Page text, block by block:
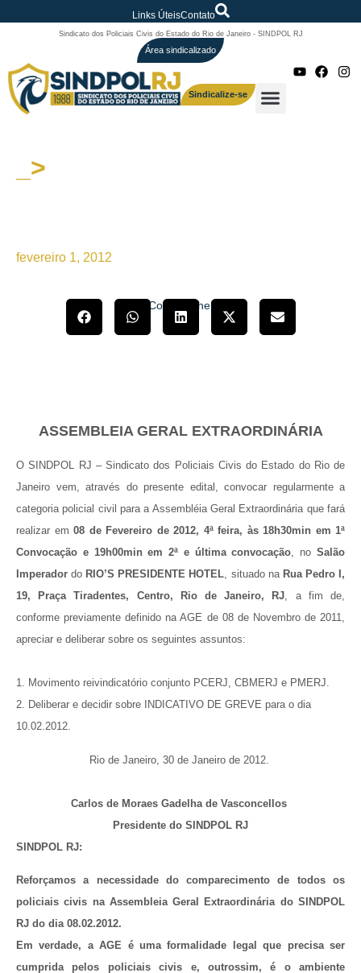
Links ÚteisContato
Sindicato dos Policiais Civis do Estado do Rio de Janeiro - SINDPOL RJ
Área sindicalizado
Sindicalize-se
_>
fevereiro 1, 2012
Compartilhe!
ASSEMBLEIA GERAL EXTRAORDINÁRIA
O SINDPOL RJ – Sindicato dos Policiais Civis do Estado do Rio de
Janeiro vem, através do presente edital, convocar regularmente a
categoria policial civil para a Assembléia Geral Extraordinária que fará
realizar em 08 de Fevereiro de 2012, 4ª feira, às 18h30min em 1ª
Convocação e 19h00min em 2ª e última convocação, noSalão
Imperador do RIO’S PRESIDENTE HOTEL, situado na Rua Pedro I,
19, Praça Tiradentes, Centro, Rio de Janeiro, RJ, a fim de,
conforme previamente definido na AGE de 08 de Novembro de 2011,
apreciar e deliberar sobre os seguintes assuntos:
1. Movimento reivindicatório conjunto PCERJ, CBMERJ e PMERJ.
2. Deliberar e decidir sobre INDICATIVO DE GREVE para o dia
10.02.2012.
Rio de Janeiro, 30 de Janeiro de 2012.
Carlos de Moraes Gadelha de Vasconcellos
Presidente do SINDPOL RJ
SINDPOL RJ:
Reforçamos a necessidade do comparecimento de todos os
policiais civis na Assembleia Geral Extraordinária do SINDPOL
RJ do dia 08.02.2012.
Em verdade, a AGE é uma formalidade legal que precisa ser
cumprida pelos policiais civis e, outrossim, é o ambiente